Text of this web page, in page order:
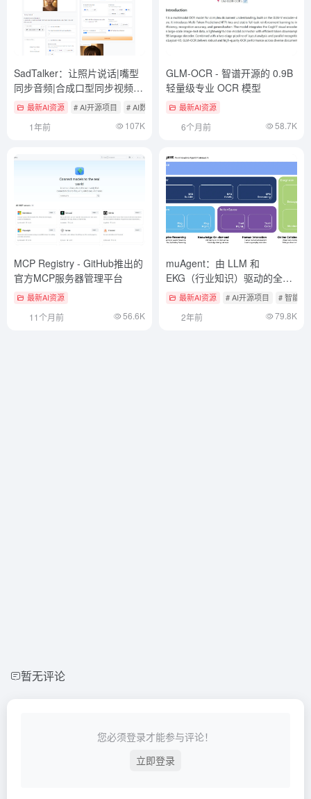
SadTalker：让照片说话|嘴型
同步音频|合成口型同步视频|
免费数字人
最新AI资源 # AI开源项目 # AI数字人 # 口型同步
1年前 107K
GLM-OCR - 智谱开源的 0.9B
轻量级专业 OCR 模型
最新AI资源
6个月前 58.7K
MCP Registry - GitHub推出的
官方MCP服务器管理平台
最新AI资源
11个月前 56.6K
muAgent：由 LLM 和
EKG（行业知识）驱动的全新
Agent编排框架
最新AI资源 # AI开源项目 # 智能体
2年前 79.8K
暂无评论
您必须登录才能参与评论！
立即登录